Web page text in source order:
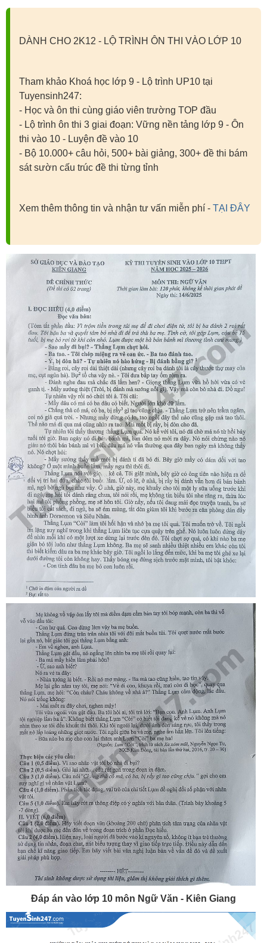
DÀNH CHO 2K12 - LỘ TRÌNH ÔN THI VÀO LỚP 10
Tham khảo Khoá học lớp 9 - Lộ trình UP10 tại
Tuyensinh247:
- Học và ôn thi cùng giáo viên trường TOP đầu
- Lộ trình ôn thi 3 giai đoạn: Vững nền tảng lớp 9 - Ôn
thi vào 10 - Luyện đề vào 10
- Bộ 10.000+ câu hỏi, 500+ bài giảng, 300+ đề thi bám
sát sườn cấu trúc đề thi từng tỉnh
Xem thêm thông tin và nhận tư vấn miễn phí - TẠI ĐÂY
Đáp án vào lớp 10 môn Ngữ Văn - Kiên Giang